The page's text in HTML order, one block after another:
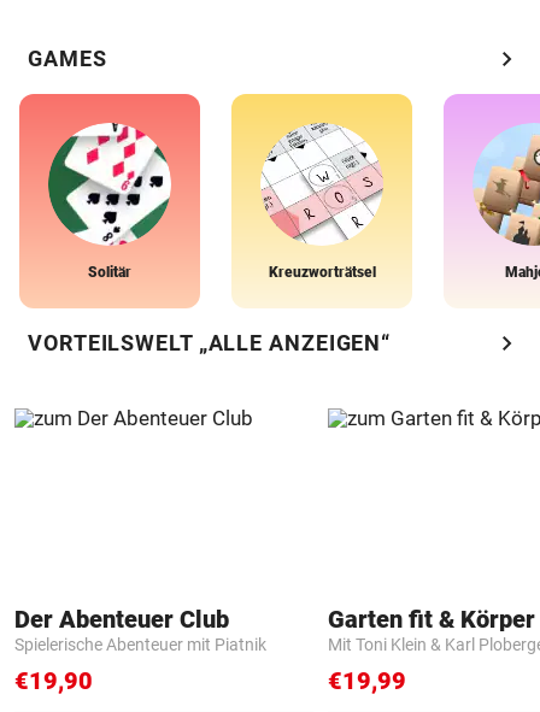
GAMES chevron_right
Solitär Kreuzworträtsel
VORTEILSWELT „ALLE ANZEIGEN“ chevron_right
Der Abenteuer Club
Spielerische Abenteuer mit Piatnik
€19,90
Garten fit &
Mit Toni Klein & Karl
€19,99